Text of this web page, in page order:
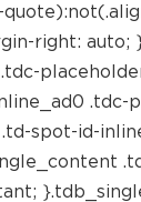
right:
spot-id-